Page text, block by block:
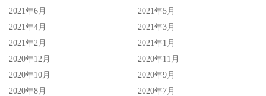
2021年6月
2021年5月
2021年4月
2021年3月
2021年2月
2021年1月
2020年12月
2020年11月
2020年10月
2020年9月
2020年8月
2020年7月